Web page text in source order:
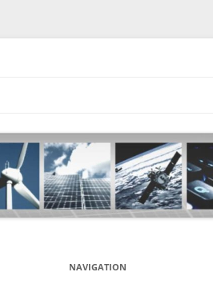
NAVIGATION